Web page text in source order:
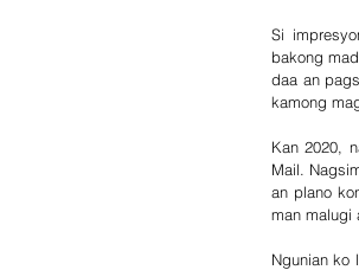
Si
bakong
daa an
kamong
Kan 2020,
Mail.
an plano
man malugi
Ngunian ko